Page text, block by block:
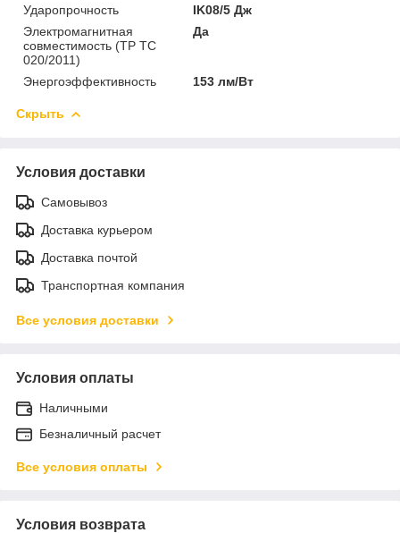
Ударопрочность
IK08/5 Дж
Электромагнитная
совместимость (ТР ТС
020/2011)
Да
Энергоэффективность 153 лм/Вт
Скрыть
Условия доставки
Самовывоз
Доставка курьером
Доставка почтой
Транспортная компания
Все условия доставки
Условия оплаты
Наличными
Безналичный расчет
Все условия оплаты
Условия возврата